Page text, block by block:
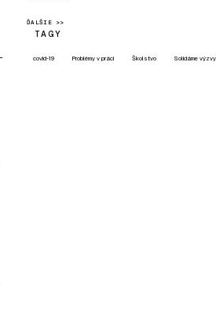
ĎALŠIE >>
TAGY
covid-19 Problémy v práci Školstvo Solidárne výzvy